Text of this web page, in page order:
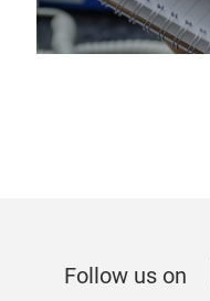
Follow us on